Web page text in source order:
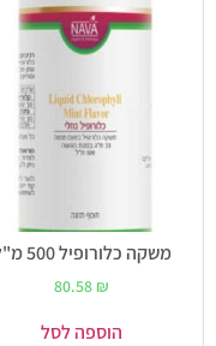
משקה כלורופיל 500 מ"ל
80.58 ₪
הוספה לסל